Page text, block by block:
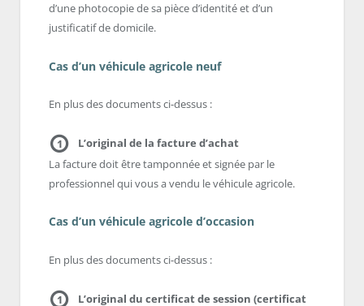
d’une photocopie de sa pièce d’identité et d’un
justificatif de domicile.
Cas d’un véhicule agricole neuf
En plus des documents ci-dessus :
1
L’original de la facture d’achat
La facture doit être tamponnée et signée par le
professionnel qui vous a vendu le véhicule agricole.
Cas d’un véhicule agricole d’occasion
En plus des documents ci-dessus :
1
L’original du certificat de session (certificat